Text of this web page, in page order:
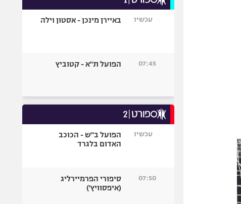
עכשיו באיירן מינכן - אסטון וילה
07:45 הפועל ת"א - קטוביץ
עכשיו
הפועל ב"ש - הכוכב
האדום בלגרד
07:50
סיפורי הפרמיירליג
(איפסוויץ')